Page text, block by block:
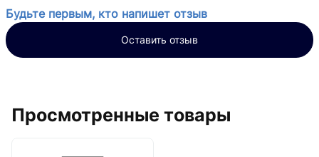
Будьте первым, кто напишет отзыв
Оставить отзыв
Просмотренные товары